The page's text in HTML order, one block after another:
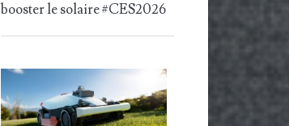
booster le solaire #CES2026